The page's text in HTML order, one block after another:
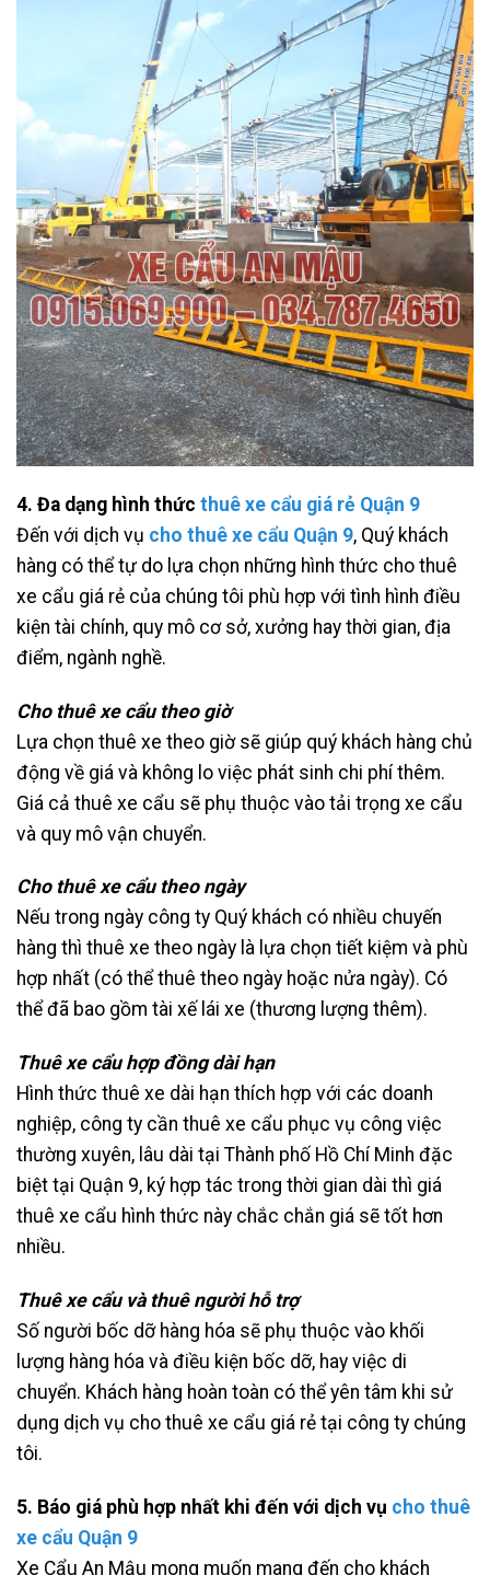
4. Đa dạng hình thức thuê xe cẩu giá rẻ Quận 9
Đến với dịch vụ cho thuê xe cẩu Quận 9, Quý khách
hàng có thể tự do lựa chọn những hình thức cho thuê
xe cẩu giá rẻ của chúng tôi phù hợp với tình hình điều
kiện tài chính, quy mô cơ sở, xưởng hay thời gian, địa
điểm, ngành nghề.
Cho thuê xe cẩu theo giờ
Lựa chọn thuê xe theo giờ sẽ giúp quý khách hàng chủ
động về giá và không lo việc phát sinh chi phí thêm.
Giá cả thuê xe cẩu sẽ phụ thuộc vào tải trọng xe cẩu
và quy mô vận chuyển.
Cho thuê xe cẩu theo ngày
Nếu trong ngày công ty Quý khách có nhiều chuyến
hàng thì thuê xe theo ngày là lựa chọn tiết kiệm và phù
hợp nhất (có thể thuê theo ngày hoặc nửa ngày). Có
thể đã bao gồm tài xế lái xe (thương lượng thêm).
Thuê xe cẩu hợp đồng dài hạn
Hình thức thuê xe dài hạn thích hợp với các doanh
nghiệp, công ty cần thuê xe cẩu phục vụ công việc
thường xuyên, lâu dài tại Thành phố Hồ Chí Minh đặc
biệt tại Quận 9, ký hợp tác trong thời gian dài thì giá
thuê xe cẩu hình thức này chắc chắn giá sẽ tốt hơn
nhiều.
Thuê xe cẩu và thuê người hỗ trợ
Số người bốc dỡ hàng hóa sẽ phụ thuộc vào khối
lượng hàng hóa và điều kiện bốc dỡ, hay việc di
chuyển. Khách hàng hoàn toàn có thể yên tâm khi sử
dụng dịch vụ cho thuê xe cẩu giá rẻ tại công ty chúng
tôi.
5. Báo giá phù hợp nhất khi đến với dịch vụ cho thuê
xe cẩu Quận 9
Xe Cẩu An Mậu mong muốn mang đến cho khách